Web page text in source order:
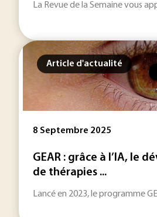
La Revue de la Semaine vous
Article d'actualité
8 Septembre 2025
GEAR : grâce à l’IA, le
de thérapies ...
Lancé en 2023, le programme